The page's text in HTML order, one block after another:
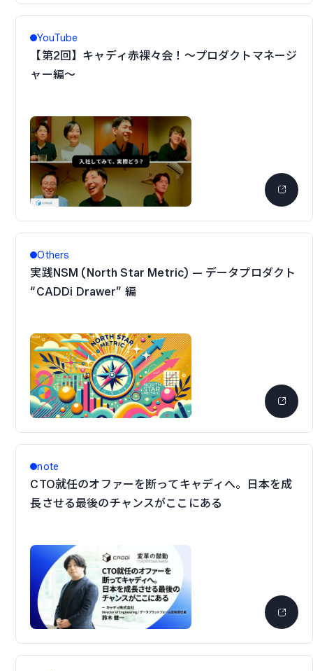
YouTube
【第2回】キャディ赤裸々会！〜プロダクトマネージ
ャー編〜
Others
実践NSM (North Star Metric) — データプロダクト
“CADDi Drawer” 編
note
CTO就任のオファーを断ってキャディへ。日本を成
長させる最後のチャンスがここにある